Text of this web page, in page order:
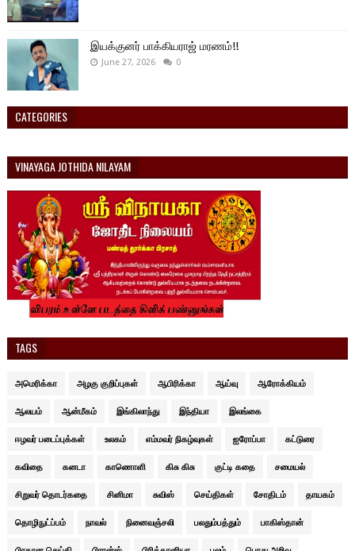
இயக்குனர் பாக்கியராஜ் மரணம்!!
June 27, 2026 0
CATEGORIES
VINAYAGA JOTHIDA NILAYAM
TAGS
அமெரிக்கா அழகு குறிப்புகள் ஆபிரிக்கா ஆய்வு ஆரோக்கியம்
ஆலயம் ஆன்மீகம் இங்கிலாந்து இந்தியா இலங்கை
ஈழவர் படைப்புக்கள் உலகம் எம்மவர் நிகழ்வுகள் ஐரோப்பா கட்டுரை
கவிதை கனடா காணொளி கிசு கிசு குட்டி கதை சமையல்
சிறுவர் தொடர்கதை சினிமா சுவிஸ் செய்திகள் சோதிடம் தாயகம்
தொழிநுட்ப்பம் நாவல் நினைவஞ்சலி பலதும்பத்தும் பாகிஸ்தான்